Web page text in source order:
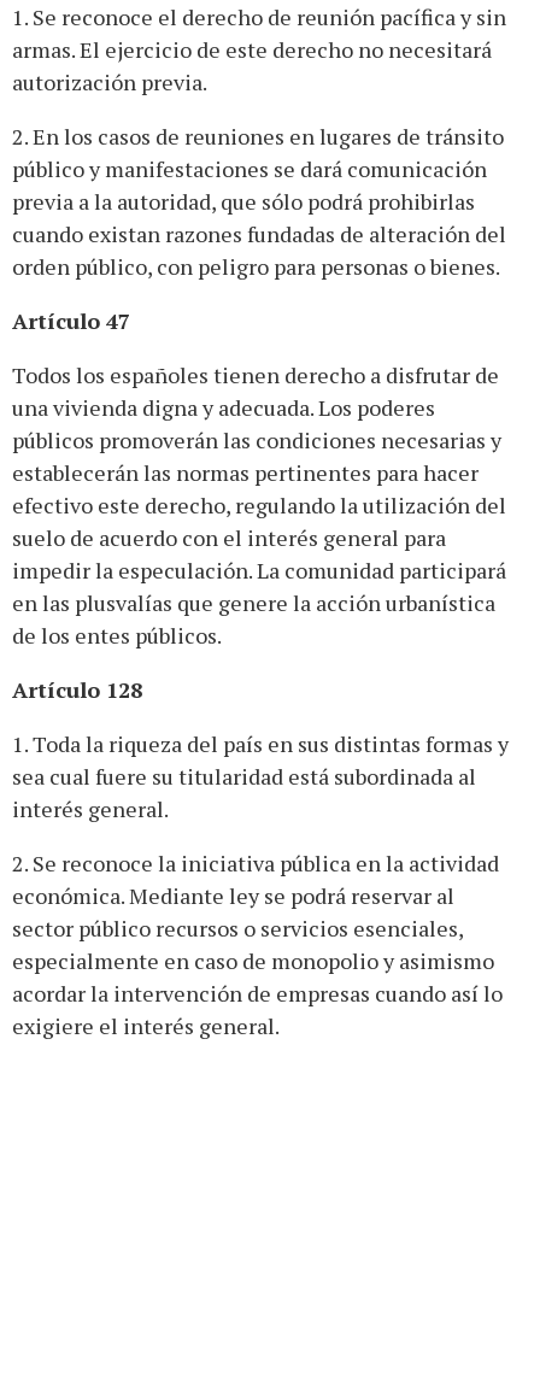
1. Se reconoce el derecho de reunión pacífica y sin
armas. El ejercicio de este derecho no necesitará
autorización previa.
2. En los casos de reuniones en lugares de tránsito
público y manifestaciones se dará comunicación
previa a la autoridad, que sólo podrá prohibirlas
cuando existan razones fundadas de alteración del
orden público, con peligro para personas o bienes.
Artículo 47
Todos los españoles tienen derecho a disfrutar de
una vivienda digna y adecuada. Los poderes
públicos promoverán las condiciones necesarias y
establecerán las normas pertinentes para hacer
efectivo este derecho, regulando la utilización del
suelo de acuerdo con el interés general para
impedir la especulación. La comunidad participará
en las plusvalías que genere la acción urbanística
de los entes públicos.
Artículo 128
1. Toda la riqueza del país en sus distintas formas y
sea cual fuere su titularidad está subordinada al
interés general.
2. Se reconoce la iniciativa pública en la actividad
económica. Mediante ley se podrá reservar al
sector público recursos o servicios esenciales,
especialmente en caso de monopolio y asimismo
acordar la intervención de empresas cuando así lo
exigiere el interés general.